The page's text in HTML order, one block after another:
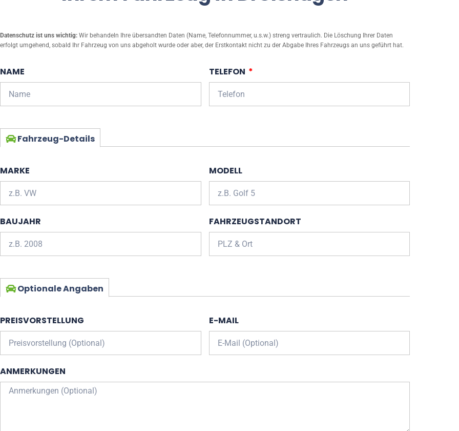
Datenschutz ist uns wichtig: Wir behandeln Ihre übersandten Daten (Name, Telefonnummer, u.s.w.) streng vertraulich. Die Löschung Ihrer Daten
erfolgt umgehend, sobald Ihr Fahrzeug von uns abgeholt wurde oder aber, der Erstkontakt nicht zu der Abgabe Ihres Fahrzeugs an uns geführt hat.
NAME TELEFON
Fahrzeug-Details
MARKE MODELL
BAUJAHR FAHRZEUGSTANDORT
Optionale Angaben
PREISVORSTELLUNG E-MAIL
ANMERKUNGEN